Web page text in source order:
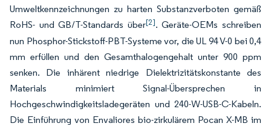
Umweltkennzeichnungen zu harten Substanzverboten gemäß
RoHS- und GB/T-Standards über[2]. Geräte-OEMs schreiben
nun Phosphor-Stickstoff-PBT-Systeme vor, die UL 94 V-0 bei 0,4
mm erfüllen und den Gesamthalogengehalt unter 900 ppm
senken. Die inhärent niedrige Dielektrizitätskonstante des
Materials minimiert Signal-Übersprechen in
Hochgeschwindigkeitsladegeräten und 240-W-USB-C-Kabeln.
Die Einführung von Envaliores bio-zirkulärem Pocan X-MB im